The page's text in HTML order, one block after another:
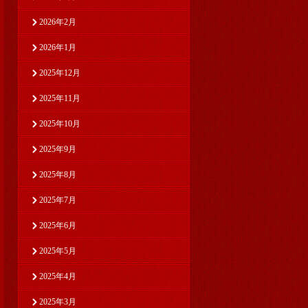
2026年2月
2026年1月
2025年12月
2025年11月
2025年10月
2025年9月
2025年8月
2025年7月
2025年6月
2025年5月
2025年4月
2025年3月